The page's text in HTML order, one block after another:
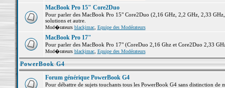
MacBook Pro 15" Core2Duo
Pour parler des MacBook Pro 15" Core2Duo (2,16 GHz, 2,2 GHz, 2,33
solutions et autre.
Mod�rateurs blackjmac, Equipe des Modérateurs
MacBook Pro 17"
Pour parler des MacBook Pro 17" (CoreDuo 2,16 Ghz et Core2Duo 2,33
Mod�rateurs blackjmac, Equipe des Modérateurs
PowerBook G4
Forum générique PowerBook G4
Pour débattre de sujets touchants tous les PowerBook G4 sans distinction de